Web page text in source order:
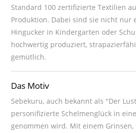
Standard 100 zertifizierte Textilien
Produktion. Dabei sind sie nicht nur
Hingucker in Kindergarten oder
hochwertig produziert,
gemütlich.
Das Motiv
Sebekuru, auch bekannt als "Der
personifizierte Schelmenglück in
genommen wird. Mit einem Grinsen,